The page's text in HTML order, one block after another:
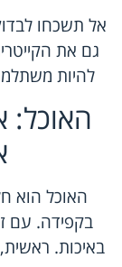
אל תשכחו
גם את
להיות
האוכל:
האוכל הוא
בקפידה. עם
באיכות.